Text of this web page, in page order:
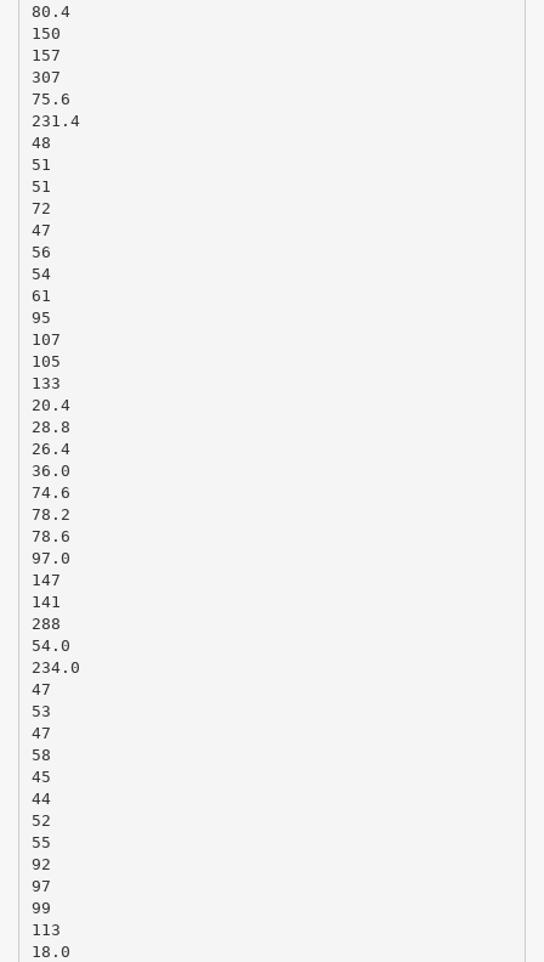
80.4
150
157
307
75.6
231.4
48
51
51
72
47
56
54
61
95
107
105
133
20.4
28.8
26.4
36.0
74.6
78.2
78.6
97.0
147
141
288
54.0
234.0
47
53
47
58
45
44
52
55
92
97
99
113
18.0